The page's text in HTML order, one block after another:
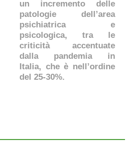
un incremento delle
patologie dell’area
psichiatrica e
psicologica, tra le
criticità accentuate
dalla pandemia in
Italia, che è nell’ordine
del 25-30%.